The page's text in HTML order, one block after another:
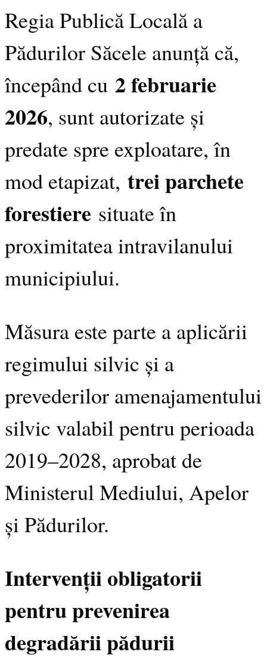
Regia Publică Locală a
Pădurilor Săcele anunță că,
începând cu 2 februarie
2026, sunt autorizate și
predate spre exploatare, în
mod etapizat, trei parchete
forestiere situate în
proximitatea intravilanului
municipiului.
Măsura este parte a aplicării
regimului silvic și a
prevederilor amenajamentului
silvic valabil pentru perioada
2019–2028, aprobat de
Ministerul Mediului, Apelor
și Pădurilor.
Intervenții obligatorii
pentru prevenirea
degradării pădurii